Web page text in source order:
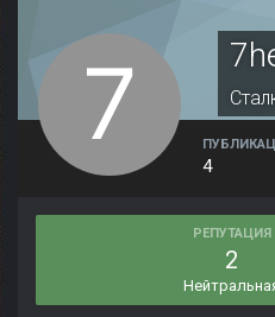
4
РЕПУТАЦИЯ
2